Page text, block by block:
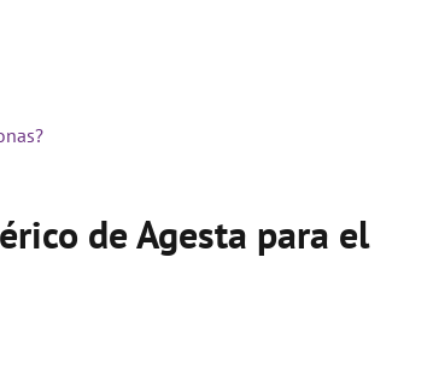
de Agesta para el